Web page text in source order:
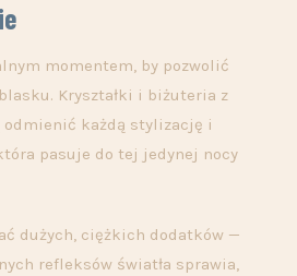
momentem, by pozwolić
Kryształki i biżuteria z
odmienić każdą stylizację i
pasuje do tej jedynej nocy
dużych, ciężkich dodatków —
refleksów światła sprawia,